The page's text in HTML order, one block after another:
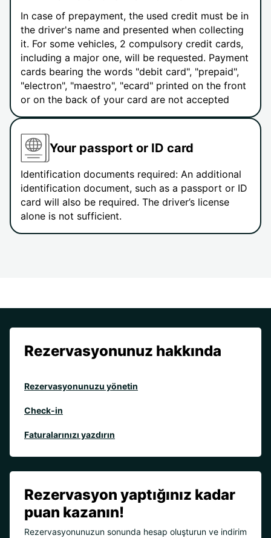
In case of prepayment, the used credit must be in
the driver's name and presented when collecting
it. For some vehicles, 2 compulsory credit cards,
including a major one, will be requested. Payment
cards bearing the words "debit card", "prepaid",
"electron", "maestro", "ecard" printed on the front
or on the back of your card are not accepted
Your passport or ID card
Identification documents required: An additional
identification document, such as a passport or ID
card will also be required. The driver’s license
alone is not sufficient.
Rezervasyonunuz hakkında
Rezervasyonunuzu yönetin
Check-in
Faturalarınızı yazdırın
Rezervasyon yaptığınız kadar
puan kazanın!
Rezervasyonunuzun sonunda hesap oluşturun ve indirim